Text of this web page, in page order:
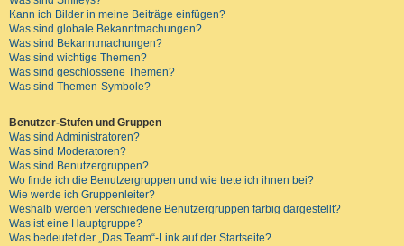
Kann ich Bilder in meine Beiträge einfügen?
Was sind globale Bekanntmachungen?
Was sind Bekanntmachungen?
Was sind wichtige Themen?
Was sind geschlossene Themen?
Was sind Themen-Symbole?
Benutzer-Stufen und Gruppen
Was sind Administratoren?
Was sind Moderatoren?
Was sind Benutzergruppen?
Wo finde ich die Benutzergruppen und wie trete ich ihnen bei?
Wie werde ich Gruppenleiter?
Weshalb werden verschiedene Benutzergruppen farbig dargestellt?
Was ist eine Hauptgruppe?
Was bedeutet der „Das Team“-Link auf der Startseite?